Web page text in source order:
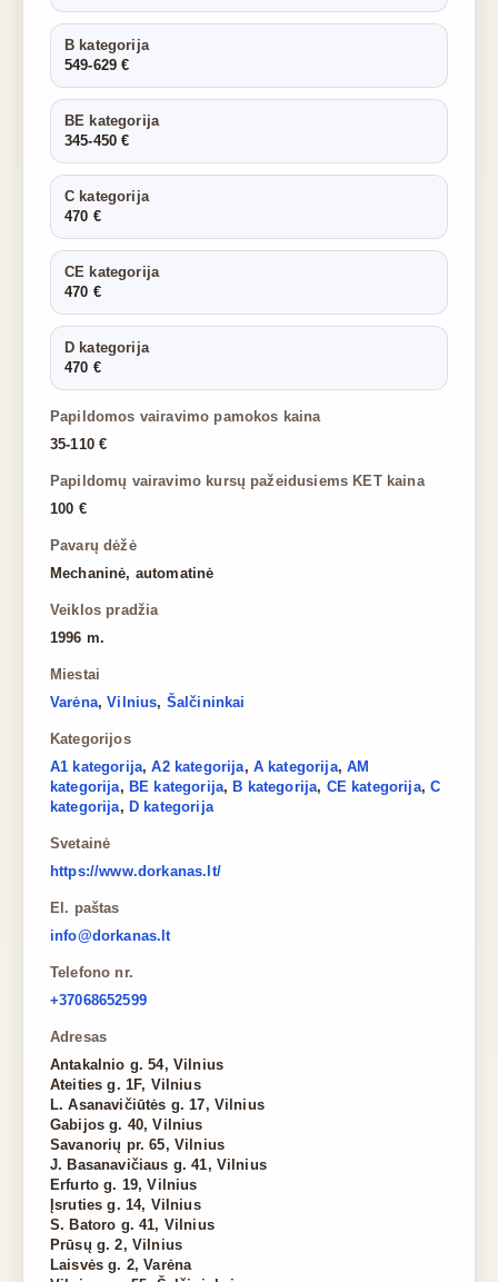
B kategorija
549-629 €
BE kategorija
345-450 €
C kategorija
470 €
CE kategorija
470 €
D kategorija
470 €
Papildomos vairavimo pamokos kaina
35-110 €
Papildomų vairavimo kursų pažeidusiems KET kaina
100 €
Pavarų dėžė
Mechaninė, automatinė
Veiklos pradžia
1996 m.
Miestai
Varėna,Vilnius, Šalčininkai
Kategorijos
A1 kategorija,A2 kategorija, A kategorija,AM
kategorija, BE kategorija, B kategorija, CE kategorija,C
kategorija, D kategorija
Svetainė
https://www.dorkanas.lt/
El. paštas
info@dorkanas.lt
Telefono nr.
+37068652599
Adresas
Antakalnio g. 54, Vilnius
Ateities g. 1F, Vilnius
L. Asanavičiūtės g. 17, Vilnius
Gabijos g. 40, Vilnius
Savanorių pr. 65, Vilnius
J. Basanavičiaus g. 41, Vilnius
Erfurto g. 19, Vilnius
Įsruties g. 14, Vilnius
S. Batoro g. 41, Vilnius
Prūsų g. 2, Vilnius
Laisvės g. 2, Varėna